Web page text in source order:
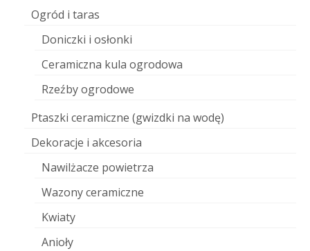
Ogród i taras
Doniczki i osłonki
Ceramiczna kula ogrodowa
Rzeźby ogrodowe
Ptaszki ceramiczne (gwizdki na wodę)
Dekoracje i akcesoria
Nawilżacze powietrza
Wazony ceramiczne
Kwiaty
Anioły